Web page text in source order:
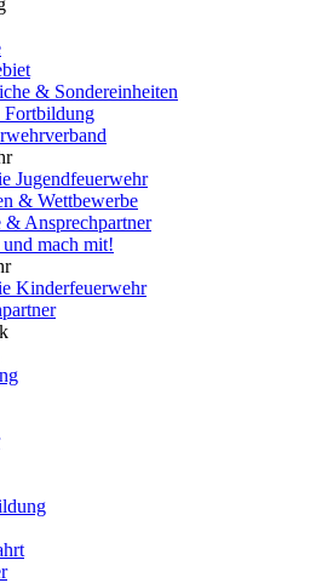
& Sondereinheiten
Fortbildung
Jugendfeuerwehr
& Wettbewerbe
& Ansprechpartner
und mach mit!
Kinderfeuerwehr